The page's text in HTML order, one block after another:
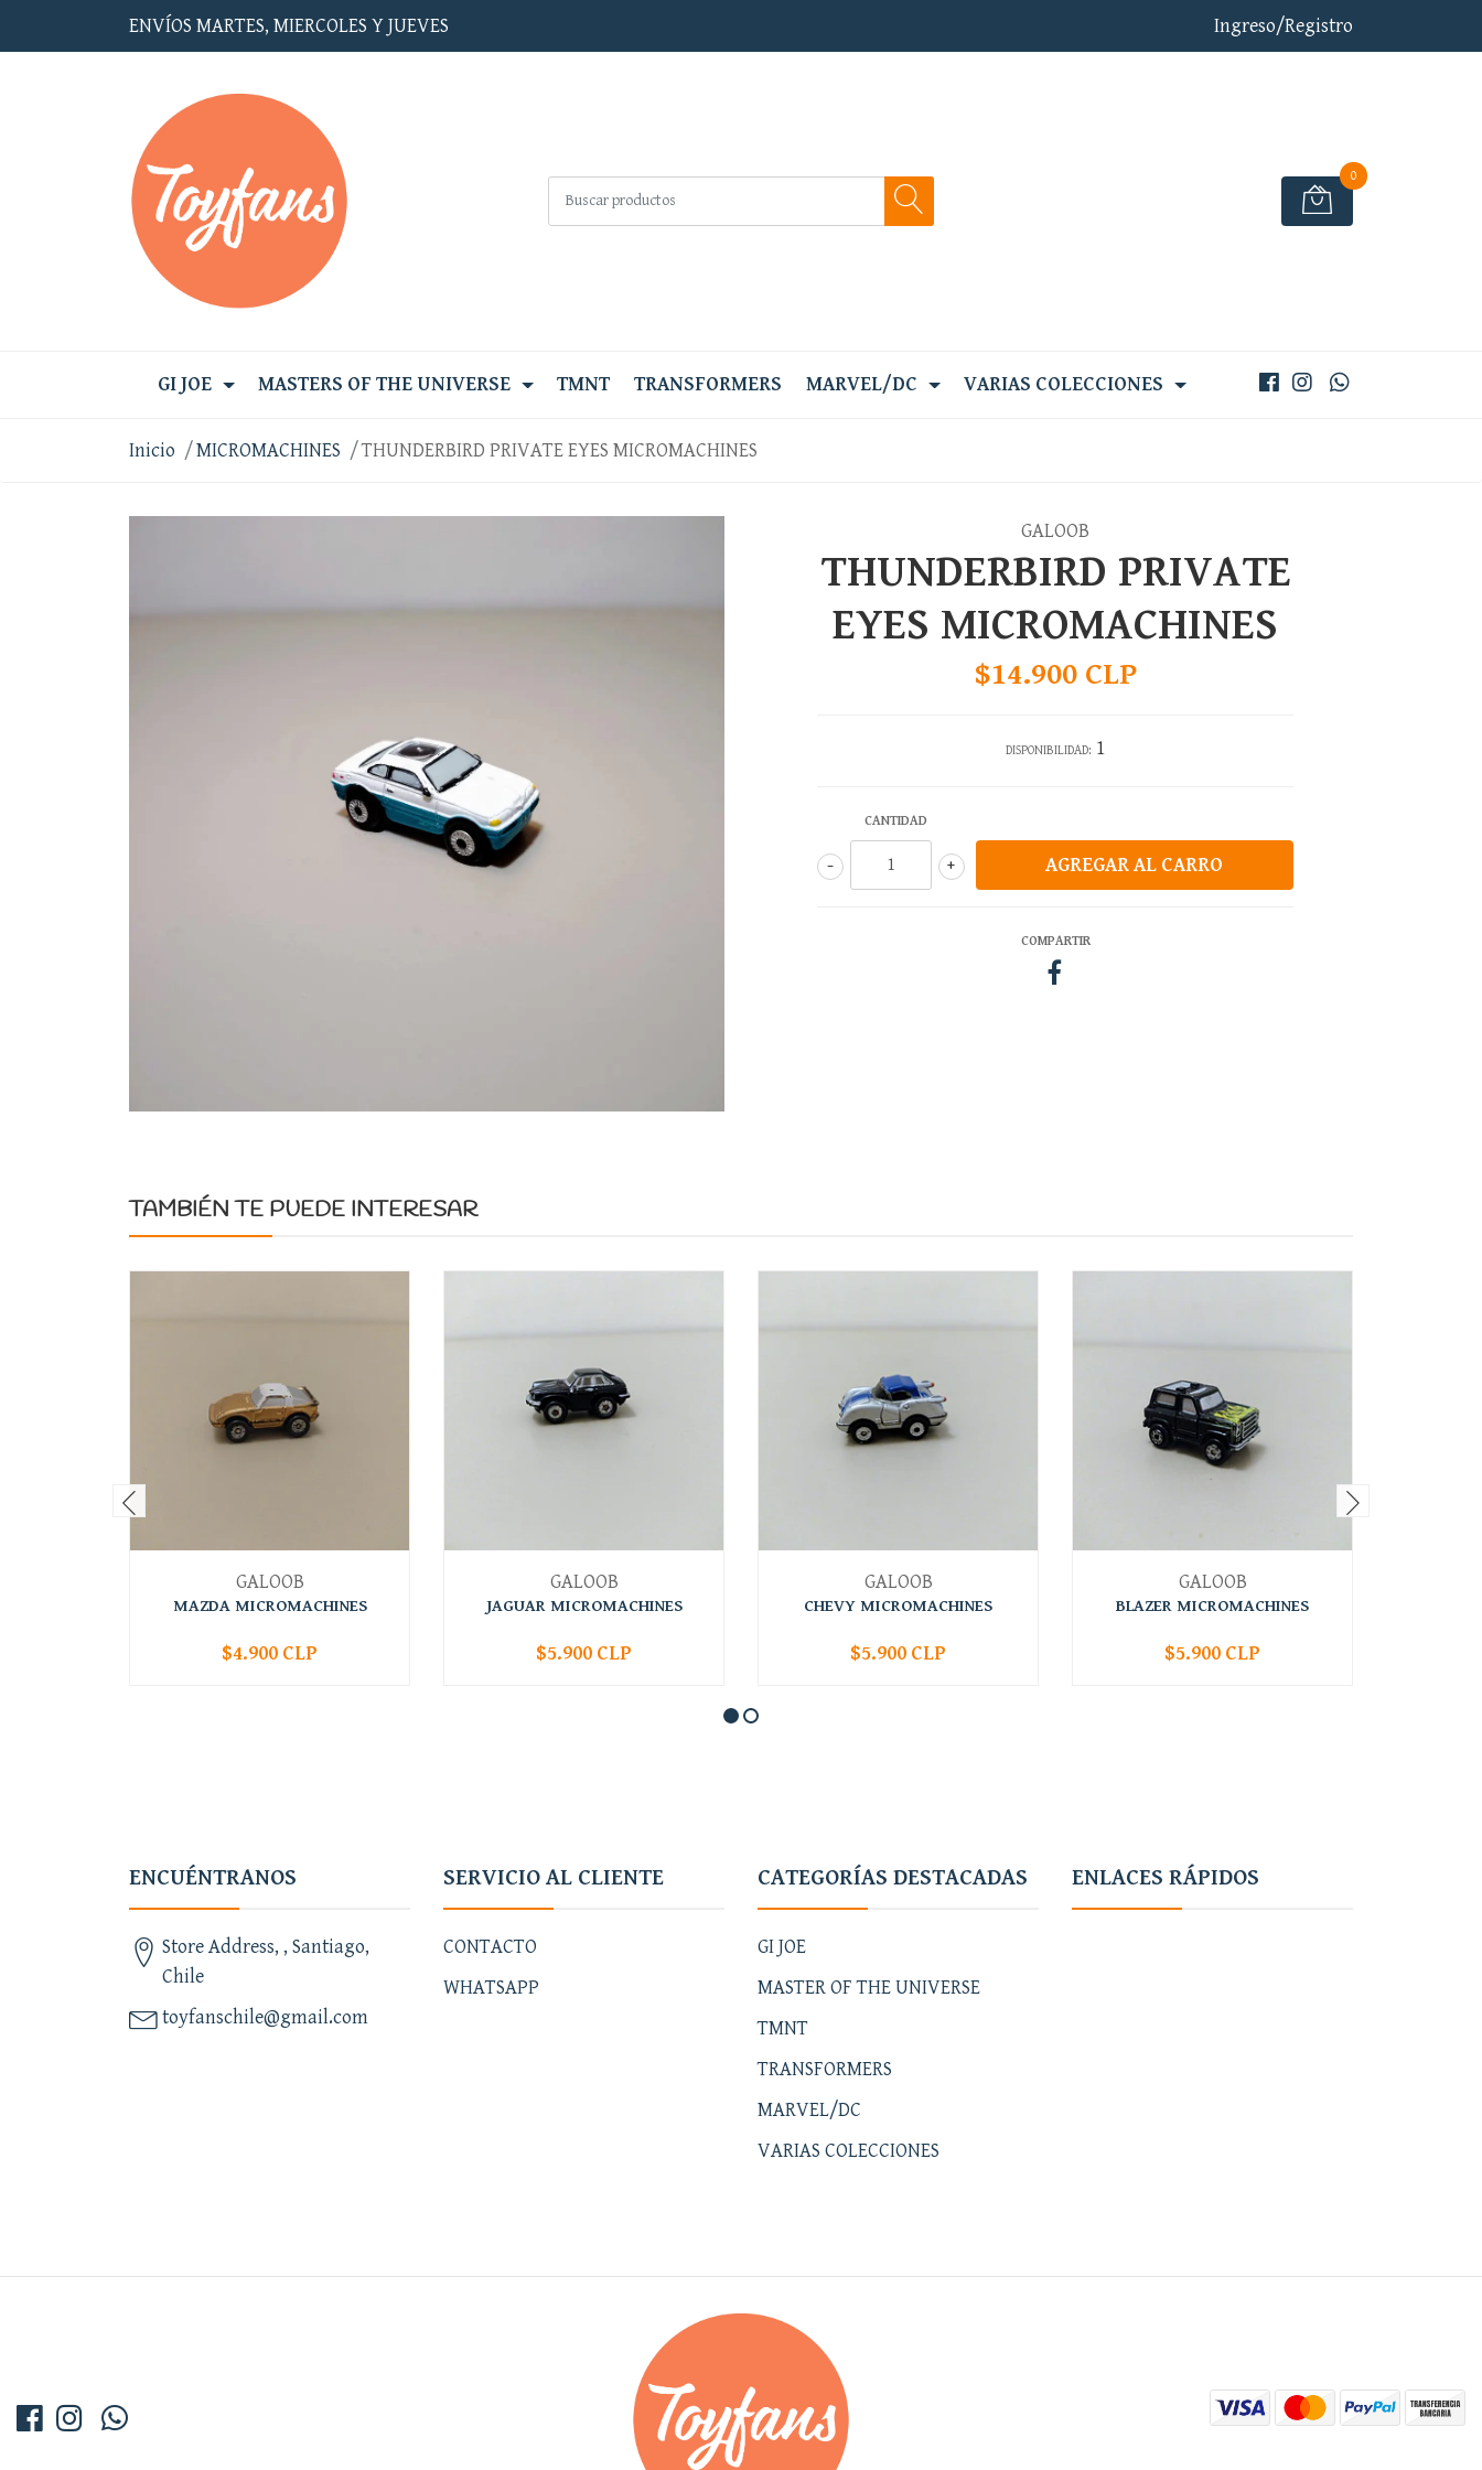
ENVÍOS MARTES, MIERCOLES Y JUEVES Ingreso/Registro
0
GI JOE MASTERS OF THE UNIVERSE TMNT TRANSFORMERS MARVEL/DC VARIAS COLECCIONES
Inicio MICROMACHINES THUNDERBIRD PRIVATE EYES MICROMACHINES
GALOOB
THUNDERBIRD PRIVATE
EYES MICROMACHINES
$14.900 CLP
DISPONIBILIDAD: 1
CANTIDAD
+
-
COMPARTIR
TAMBIÉN TE PUEDE INTERESAR
GALOOB
MAZDA MICROMACHINES
+
$4.900 CLP
GALOOB
JAGUAR MICROMACHINES
+
$5.900 CLP
GALOOB
CHEVY MICROMACHINES
+
$5.900 CLP
GALOOB
BLAZER MICROMACHINES
+
$5.900 CLP
ENCUÉNTRANOS
Store Address, , Santiago,
Chile
toyfanschile@gmail.com
SERVICIO AL CLIENTE
CONTACTO
WHATSAPP
CATEGORÍAS DESTACADAS
GI JOE
MASTER OF THE UNIVERSE
TMNT
TRANSFORMERS
MARVEL/DC
VARIAS COLECCIONES
ENLACES RÁPIDOS